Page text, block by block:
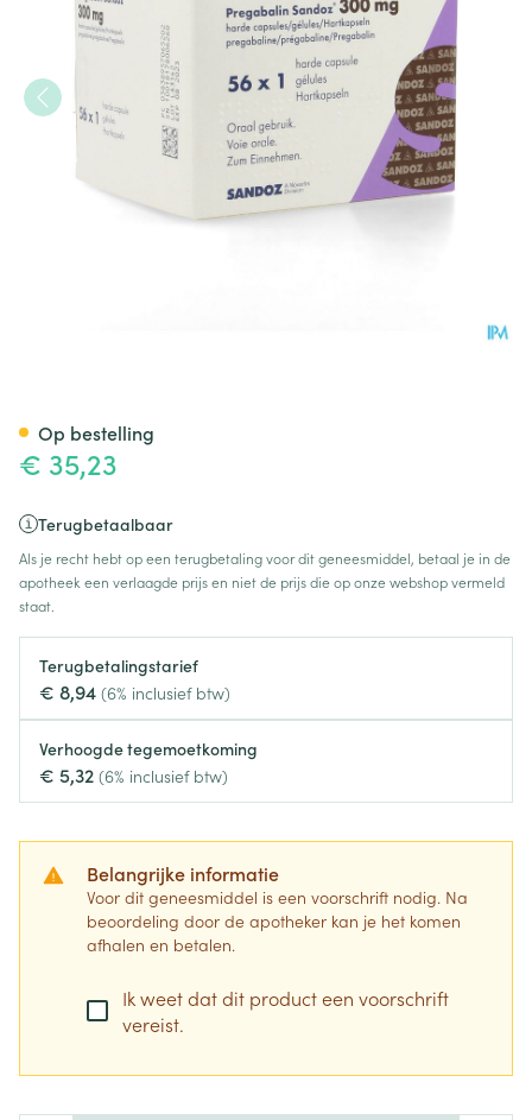
€ 35,23
Terugbetaalbaar
Als je recht hebt op een terugbetaling voor dit geneesmiddel, betaal je in de
apotheek een verlaagde prijs en niet de prijs die op onze webshop vermeld
staat.
Terugbetalingstarief
€ 8,94 (6% inclusief btw)
Verhoogde tegemoetkoming
€ 5,32 (6% inclusief btw)
Belangrijke informatie
Voor dit geneesmiddel is een voorschrift nodig. Na
beoordeling door de apotheker kan je het komen
afhalen en betalen.
Ik weet dat dit product een voorschrift
vereist.
Op bestelling